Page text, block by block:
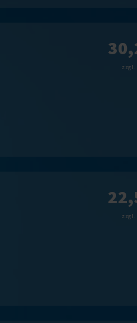
zzgl.
zzgl.